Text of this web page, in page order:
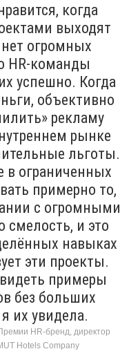
когда
выходят
огромных
HR-команды
успешно. Когда
объективно
рекламу
рынке
льготы.
в ограниченных
примерно то,
с огромными
и это
навыках
эти проекты.
примеры
без больших
их увидела.
HR-бренд, директор
Hotels Company